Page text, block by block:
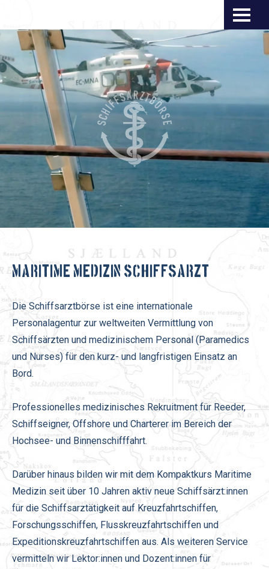
Maritime Medizin Schiffsarzt
Die Schiffsarztbörse ist eine internationale
Personalagentur zur weltweiten Vermittlung von
Schiffsärzten und medizinischem Personal (Paramedics
und Nurses) für denkurz- und langfristigen Einsatz an
Bord.
Professionelles medizinisches Rekruitment für Reeder,
Schiffseigner, Offshore und Charterer im Bereich der
Hochsee- und Binnenschifffahrt.
Darüber hinaus bilden wir mit dem Kompaktkurs Maritime
Medizin seit über 10 Jahren aktiv neue Schiffsärzt:innen
für die Schiffsarztätigkeit auf Kreuzfahrtschiffen,
Forschungsschiffen, Flusskreuzfahrtschiffen und
Expeditionskreuzfahrtschiffen aus. Als weiteren Service
vermitteln wir Lektor:innen und Dozent:innen für